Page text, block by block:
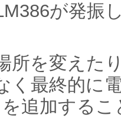
が発振
所を変えた
く最終的に
追加する